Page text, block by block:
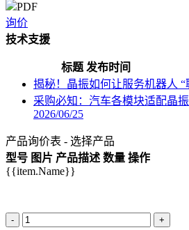
PDF
询价
技术支援
标题 发布时间
揭秘！晶振如何让服务机器人 “
采购必知：汽车各模块适配晶
2026/06/25
产品询价表 - 选择产品
型号 图片 产品描述 数量 操作
{{item.Name}}
- +